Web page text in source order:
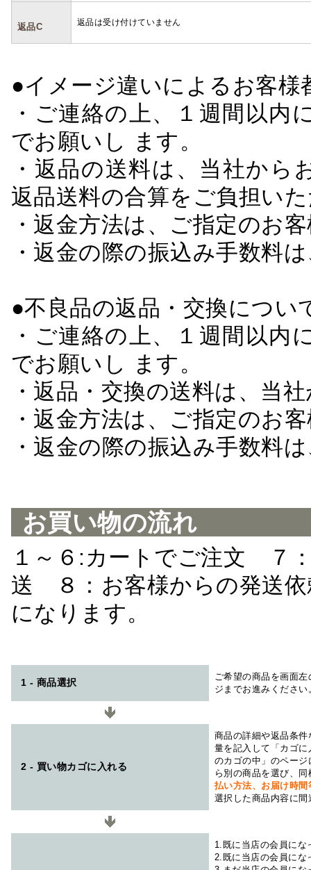
返品C 返品は受け付けていません
●イメージ違いによるお客
・ご連絡の上、１週間以
でお願いし ます。
・返品の送料は、当社か
返品送料の合算をご負担い
・返金方法は、ご指定のお
・返金の際の振込み手数料
●不良品の返品・交換につい
・ご連絡の上、１週間以
でお願いし ます。
・返品・交換の送料は、当
・返金方法は、ご指定のお
・返金の際の振込み手数料
お買い物の流れ
１～６:カートでご注文 ７
送 ８：お客様からの発送
になります。
1 - 商品選択
ご希望の商品を画面
ジまでお進みください
2 - 買い物カゴに入れる
商品の詳細や返品条
量を記入して「カゴ
のカゴの中」のペー
ら別の商品を選び、
払い方法、お届け時
選択した商品内容に
1.既に当店の会員にな
2.既に当店の会員にな